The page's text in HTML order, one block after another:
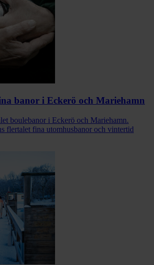
banor i Eckerö och Mariehamn
boulebanor i Eckerö och Mariehamn.
flertalet fina utomhusbanor och vintertid